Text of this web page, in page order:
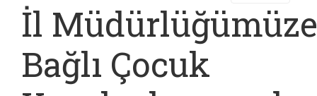
İl Müdürlüğümüze
Bağlı Çocuk